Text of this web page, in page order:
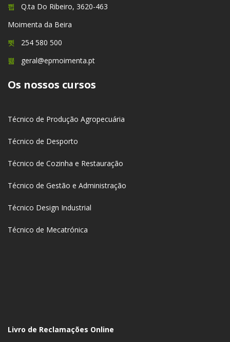
Q.ta Do Ribeiro, 3620-463
Moimenta da Beira
254 580 500
geral@epmoimenta.pt
Os nossos cursos
Técnico de Produção Agropecuária
Técnico de Desporto
Técnico de Cozinha e Restauração
Técnico de Gestão e Administração
Técnico Design Industrial
Técnico de Mecatrónica
Livro de Reclamações Online